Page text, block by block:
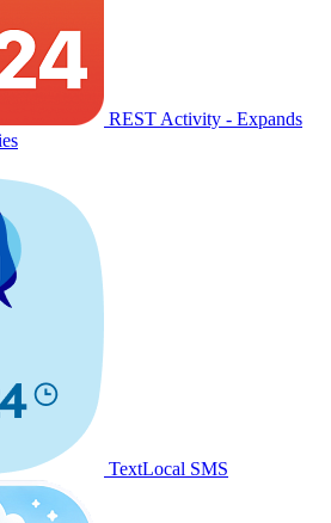
REST Activity - Expands
TextLocal SMS